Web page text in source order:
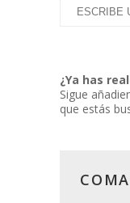
¿Ya has
Sigue
que estás